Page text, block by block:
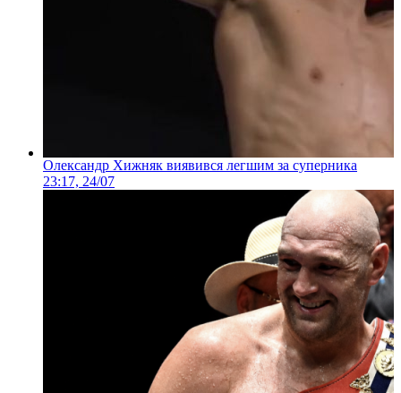
Олександр Хижняк виявився легшим за суперника
23:17, 24/07